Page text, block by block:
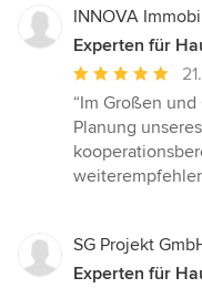
INNOVA
Experten für
Bewertung:
5
von
5
“Im Großen
Planung
SG Projekt
Experten für